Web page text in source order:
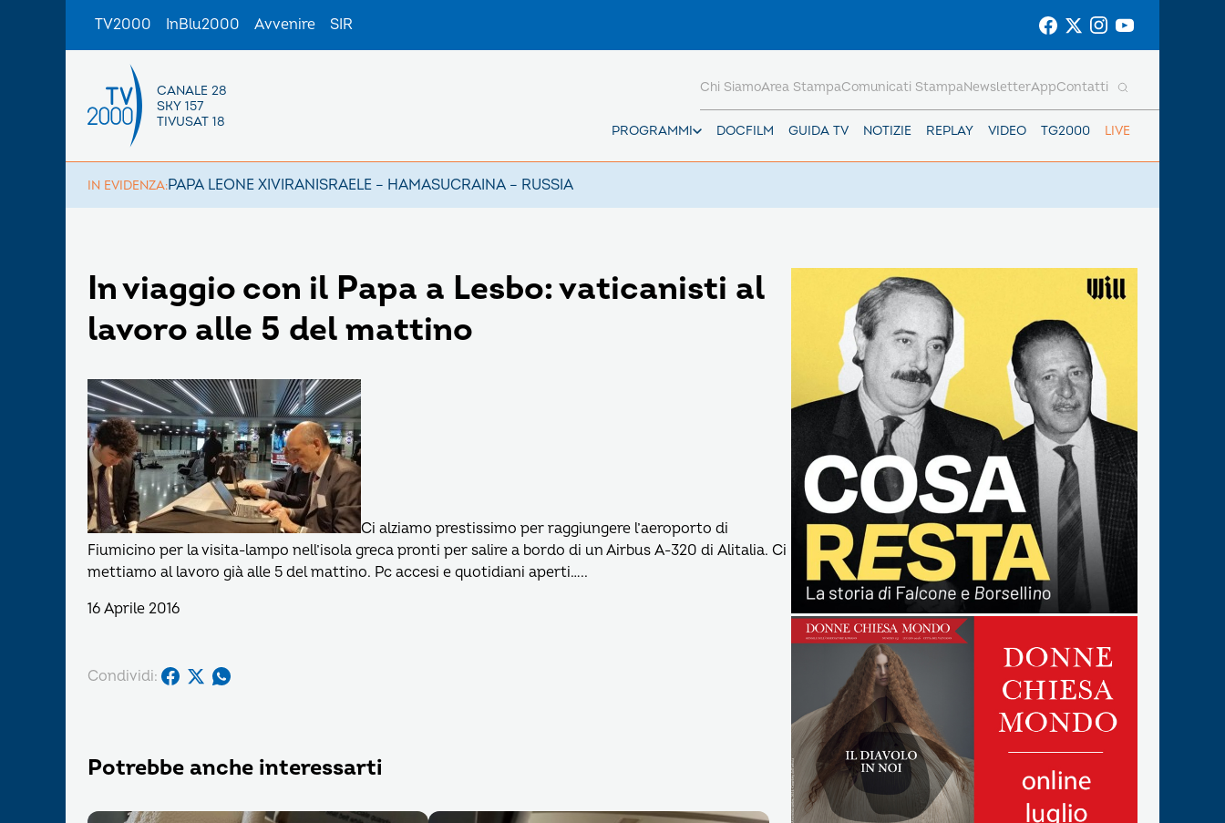
TV2000 InBlu2000 Avvenire SIR
CANALE 28
SKY 157
TIVUSAT 18
PROGRAMMI DOCFILM GUIDA TV NOTIZIE REPLAY VIDEO TG2000 LIVE
Chi SiamoArea StampaComunicati StampaNewsletterAppContatti
IN EVIDENZA:PAPA LEONE XIVIRANISRAELE – HAMASUCRAINA – RUSSIA
In viaggio con il Papa a Lesbo: vaticanisti al
lavoro alle 5 del mattino
Ci alziamo prestissimo per raggiungere l’aeroporto di
Fiumicino per la visita-lampo nell’isola greca pronti per salire a bordo di un Airbus A-320 di Alitalia. Ci
mettiamo al lavoro già alle 5 del mattino. Pc accesi e quotidiani aperti…..
16 Aprile 2016
Condividi:
Potrebbe anche interessarti